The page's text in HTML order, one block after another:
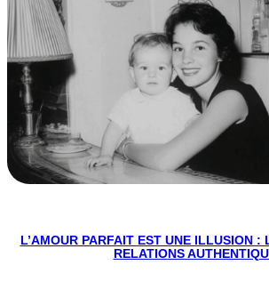
L’AMOUR PARFAIT EST UNE ILLUSION :
RELATIONS